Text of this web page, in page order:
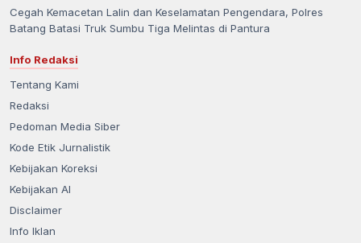
Cegah Kemacetan Lalin dan Keselamatan Pengendara, Polres
Batang Batasi Truk Sumbu Tiga Melintas di Pantura
Info Redaksi
Tentang Kami
Redaksi
Pedoman Media Siber
Kode Etik Jurnalistik
Kebijakan Koreksi
Kebijakan AI
Disclaimer
Info Iklan